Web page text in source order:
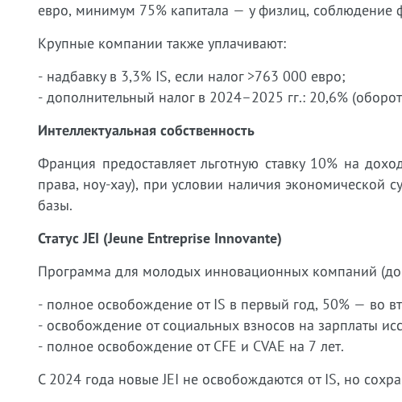
евро, минимум 75% капитала — у физлиц, соблюдение
Крупные компании также уплачивают:
- надбавку в 3,3% IS, если налог >763 000 евро;
- дополнительный налог в 2024–2025 гг.: 20,6%
Интеллектуальная собственность
Франция предоставляет льготную ставку 10% на
права, ноу-хау), при условии наличия экономической
базы.
Статус JEI (Jeune Entreprise Innovante)
Программа для молодых инновационных компаний
- полное освобождение от IS в первый год, 50% — во
- освобождение от социальных взносов на зарплаты
- полное освобождение от CFE и CVAE на 7 лет.
С 2024 года новые JEI не освобождаются от IS, но